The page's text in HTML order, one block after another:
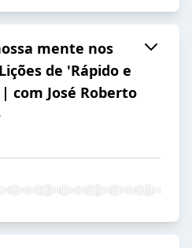
mente nos
de 'Rápido e
com José Roberto